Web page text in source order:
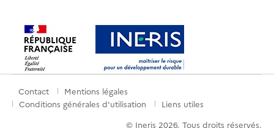
Menu
Contact
Mentions légales
Conditions générales d'utilisation
Liens utiles
© Ineris 2026. Tous droits réservés.